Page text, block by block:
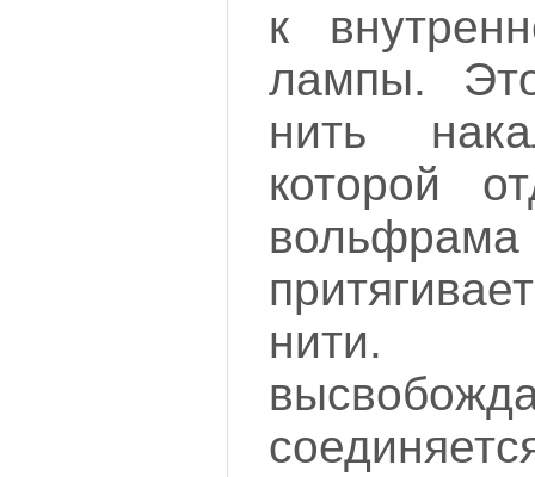
к
лампы.
нить
которой
нити.